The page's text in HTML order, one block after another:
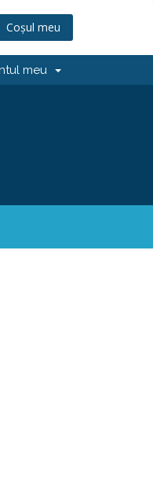
Coșul meu
meu